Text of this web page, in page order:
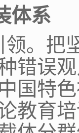
体系
领。把
错误
国特
教育